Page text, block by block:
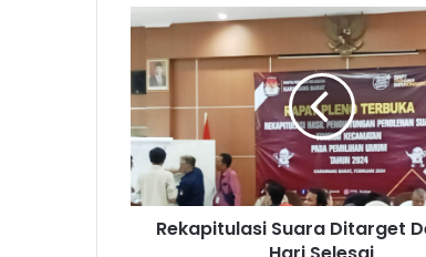
Rekapitulasi
Ditarget
Delapan
Hari
Selesai
Rekapitulasi Suara Ditarget